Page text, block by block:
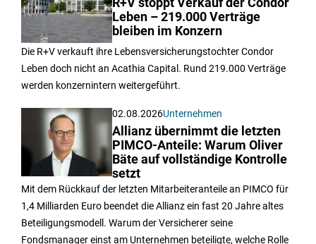
Leben – 219.000 Verträge
bleiben im Konzern
Die R+V verkauft ihre Lebensversicherungstochter Condor
Leben doch nicht an Acathia Capital. Rund 219.000 Verträge
werden konzernintern weitergeführt.
02.08.2026Unternehmen
Allianz übernimmt die letzten
PIMCO-Anteile: Warum Oliver
Bäte auf vollständige Kontrolle
setzt
Mit dem Rückkauf der letzten Mitarbeiteranteile an PIMCO für
1,4 Milliarden Euro beendet die Allianz ein fast 20 Jahre altes
Beteiligungsmodell. Warum der Versicherer seine
Fondsmanager einst am Unternehmen beteiligte, welche Rolle